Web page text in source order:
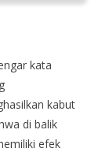
kata
kabut
di balik
efek